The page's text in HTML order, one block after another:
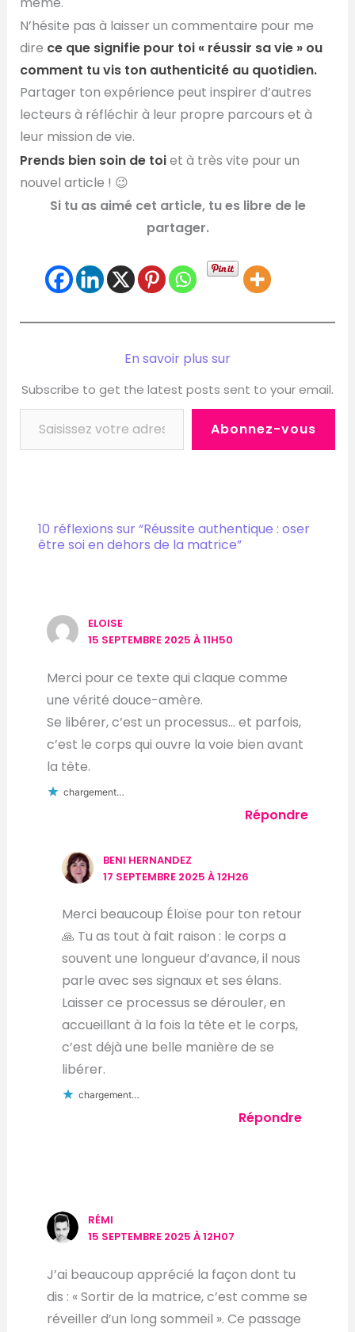
N’hésite pas à laisser un commentaire pour me
dire ce que signifie pour toi « réussir sa vie » ou
comment tu vis ton authenticité au quotidien.
Partager ton expérience peut inspirer d’autres
lecteurs à réfléchir à leur propre parcours et à
leur mission de vie.
Prends bien soin de toiet à très vite pour un
nouvel article ! 😉
Si tu as aimé cet article, tu es libre de le
partager.
En savoir plus sur
Subscribe to get the latest posts sent to your email.
Abonnez-vous
10 réflexions sur “Réussite authentique : oser
être soi en dehors de la matrice”
ELOISE
15 SEPTEMBRE 2025 À 11H50
Merci pour ce texte qui claque comme
une vérité douce-amère.
Se libérer, c’est un processus… et parfois,
c’est le corps qui ouvre la voie bien avant
la tête.
chargement…
Répondre
BENI HERNANDEZ
17 SEPTEMBRE 2025 À 12H26
Merci beaucoup Éloïse pour ton retour
🙏 Tu as tout à fait raison : le corps a
souvent une longueur d’avance, il nous
parle avec ses signaux et ses élans.
Laisser ce processus se dérouler, en
accueillant à la fois la tête et le corps,
c’est déjà une belle manière de se
libérer.
chargement…
Répondre
RÉMI
15 SEPTEMBRE 2025 À 12H07
J’ai beaucoup apprécié la façon dont tu
dis : « Sortir de la matrice, c’est comme se
réveiller d’un long sommeil ». Ce passage